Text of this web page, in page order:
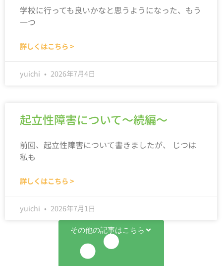
学校に行っても良いかなと思うようになった、もう
一つ
詳しくはこちら >
yuichi 2026年7月4日
起立性障害について～続編～
前回、起立性障害について書きましたが、 じつは
私も
詳しくはこちら >
yuichi 2026年7月1日
その他の記事はこちら